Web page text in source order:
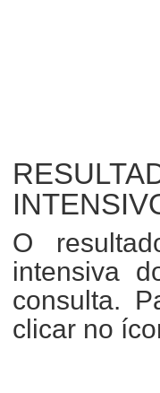
O
intensiva
consulta.
clicar no